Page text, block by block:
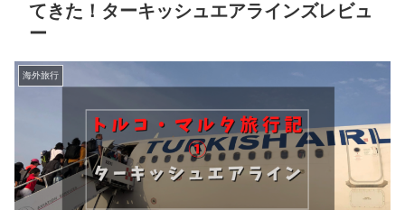
てきた！ターキッシュエアラインズレビュ
ー
海外旅行